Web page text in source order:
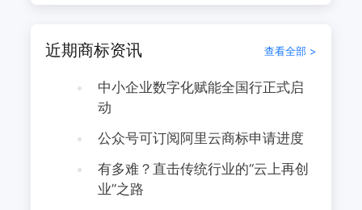
近期商标资讯 查看全部 >
中小企业数字化赋能全国行正式启
动
公众号可订阅阿里云商标申请进度
有多难？直击传统行业的“云上再创
业”之路